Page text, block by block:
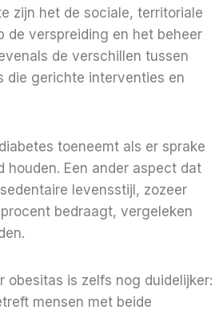
zijn het de sociale, territoriale
de verspreiding en het beheer
de verschillen tussen
die gerichte interventies en
toeneemt als er sprake
Een ander aspect dat
levensstijl, zozeer
bedraagt, vergeleken
obesitas is zelfs nog duidelijker:
mensen met beide